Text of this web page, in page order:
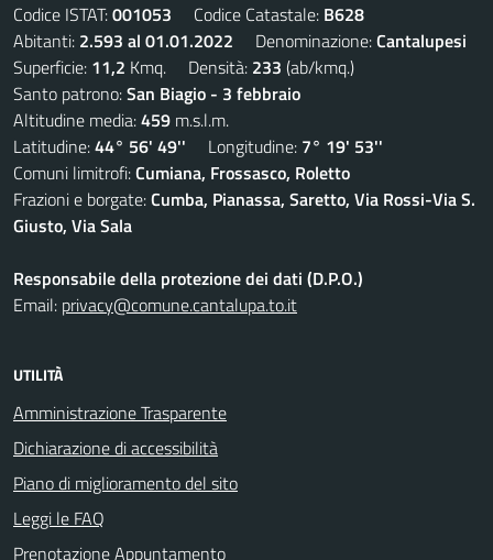
Codice ISTAT:001053 Codice Catastale: B628
Abitanti: 2.593 al 01.01.2022 Denominazione:Cantalupesi
Superficie: 11,2 Kmq. Densità: 233 (ab/kmq.)
Santo patrono:San Biagio - 3 febbraio
Altitudine media:459 m.s.l.m.
Latitudine:44° 56' 49'' Longitudine: 7° 19' 53''
Comuni limitrofi:Cumiana, Frossasco, Roletto
Frazioni e borgate:Cumba, Pianassa, Saretto, Via Rossi-Via S.
Giusto, Via Sala
Responsabile della protezione dei dati (D.P.O.)
Email: privacy@comune.cantalupa.to.it
UTILITÀ
Amministrazione Trasparente
Dichiarazione di accessibilità
Piano di miglioramento del sito
Leggi le FAQ
Prenotazione Appuntamento